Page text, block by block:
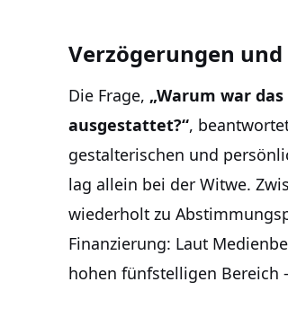
Verzögerungen
Die Frage, „Warum war
ausgestattet?“,
gestalterischen und
lag allein bei der Witwe.
wiederholt zu
Finanzierung: Laut
hohen fünfstelligen Bereich